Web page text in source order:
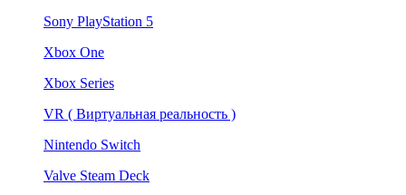
Sony PlayStation 5
Xbox One
Xbox Series
VR ( Виртуальная реальность )
Nintendo Switch
Valve Steam Deck